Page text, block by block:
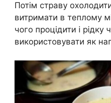
Потім страву
витримати в теплому
чого процідити і рідку
використовувати як